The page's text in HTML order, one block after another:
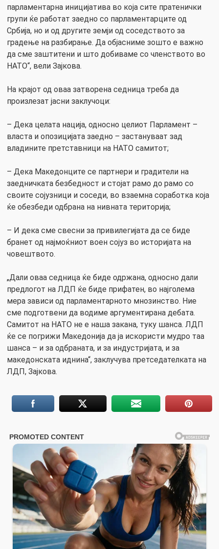
парламентарна иницијатива во која сите пратенички
групи ќе работат заедно со парламентарците од
Србија, но и од другите земји од соседството за
градење на разбирање. Да објасниме зошто е важно
да сме заштитени и што добиваме со членството во
НАТО“, вели Зајкова.
На крајот од оваа затворена седница треба да
произлезат јасни заклучоци:
– Дека целата нација, односно целиот Парламент –
власта и опозицијата заедно – застануваат зад
владините претставници на НАТО самитот;
– Дека Македонците се партнери и градители на
заедничката безбедност и стојат рамо до рамо со
своите сојузници и соседи, во взаемна соработка која
ќе обезбеди одбрана на нивната територија;
– И дека сме свесни за привилегијата да се биде
бранет од најмоќниот воен сојуз во историјата на
човештвото.
„Дали оваа седница ќе биде одржана, односно дали
предлогот на ЛДП ќе биде прифатен, во најголема
мера зависи од парламентарното мнозинство. Ние
сме подготвени да водиме аргументирана дебата.
Самитот на НАТО не е наша закана, туку шанса. ЛДП
ќе се погрижи Македонија да ја искористи мудро таа
шанса – и за одбраната, и за индустријата, и за
македонската иднина“, заклучува претседателката на
ЛДП, Зајкова.